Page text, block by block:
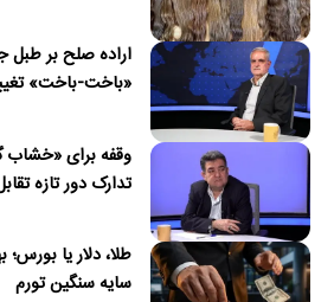
اراده صلح بر طبل
«باخت-باخت»
وقفه برای «خشاب
تدارک دور تازه
طلا، دلار یا
سایه سنگین تورم